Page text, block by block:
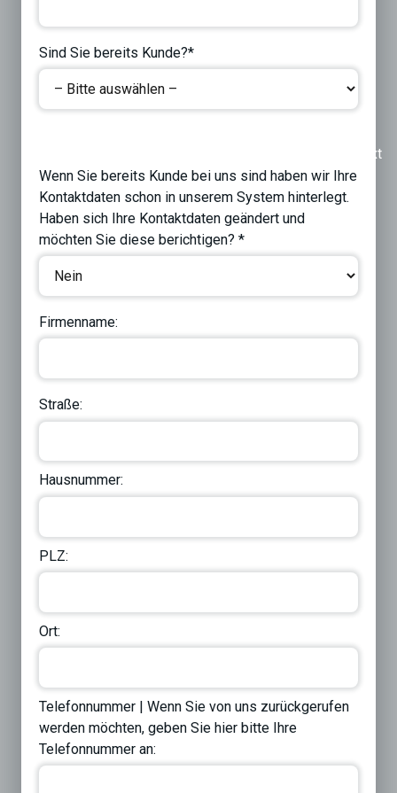
Sind Sie bereits Kunde?*
Next
Wenn Sie bereits Kunde bei uns sind haben wir Ihre
Kontaktdaten schon in unserem System hinterlegt.
Haben sich Ihre Kontaktdaten geändert und
möchten Sie diese berichtigen? *
Firmenname:
Straße:
Hausnummer:
PLZ:
Ort:
Telefonnummer | Wenn Sie von uns zurückgerufen
werden möchten, geben Sie hier bitte Ihre
Telefonnummer an: